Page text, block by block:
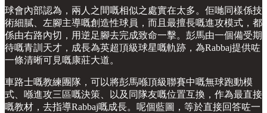
球會內部認為，兩人之間嘅相似之處實在太多。佢哋同樣係技
術細膩、左腳主導嘅創造性球員，而且最擅長嘅進攻模式，都
係由右路內切，用逆足腳去完成致命一擊。彭馬由一個備受期
待嘅青訓天才，成長為英超頂級球星嘅軌跡，為Rabbaj提供咗
一條清晰可見嘅康莊大道。
車路士嘅教練團隊，可以將彭馬喺頂級聯賽中嘅無球跑動模
式、喺進攻三區嘅決策、以及同隊友嘅位置互換，作為最直接
嘅教材，去指導Rabbaj嘅成長。呢個藍圖，等於直接回答咗一